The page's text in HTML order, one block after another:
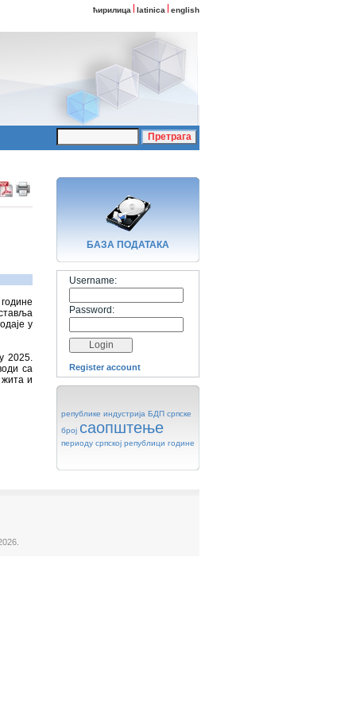
ћирилица latinica english
у
2025.
са
и
БАЗA ПОДАТАКА
Username:
Password:
Register account
републике индустрија БДП српске
број саопштење
периоду српској републици године